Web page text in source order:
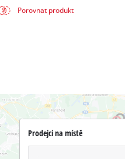
Porovnat produkt
Prodejci na místě